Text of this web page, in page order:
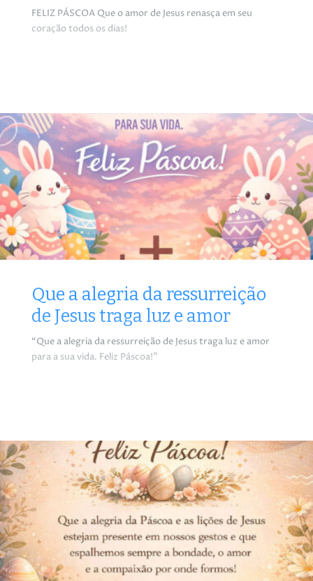
FELIZ PÁSCOA Que o amor de Jesus renasça em seu
coração todos os dias!
Que a alegria da ressurreição
de Jesus traga luz e amor
“Que a alegria da ressurreição de Jesus traga luz e amor
para a sua vida. Feliz Páscoa!”